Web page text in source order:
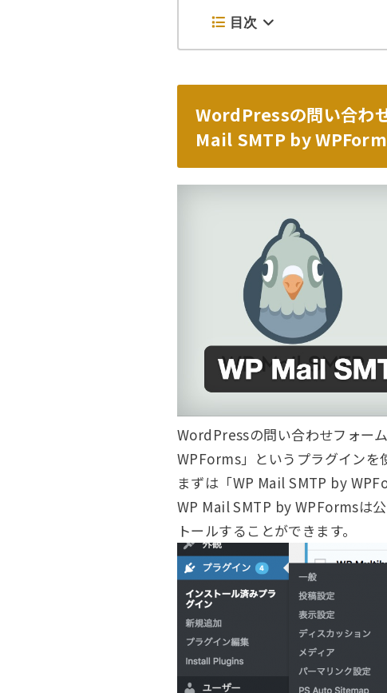
目次
WordPressの問い合わ
Mail SMTP by
WordPressの問い合わせフォー
WPForms」というプラグインを
まずは「WP Mail SMTP by
WP Mail SMTP by WPFormsは
トールすることができます。